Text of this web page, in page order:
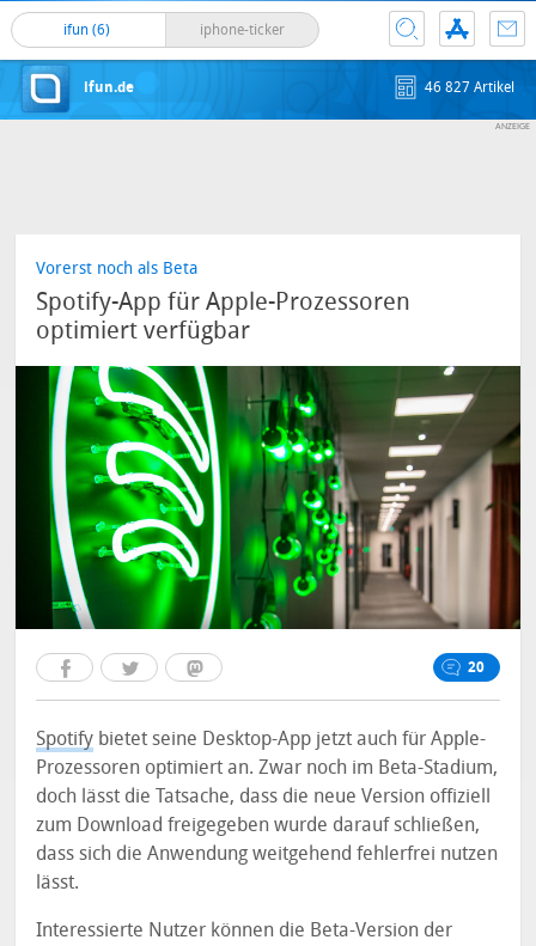
ifun (6) iphone-ticker
ifun.de 46 827 Artikel
Vorerst noch als Beta
Spotify-App für Apple-Prozessoren
optimiert verfügbar
20
Spotify bietet seine Desktop-App jetzt auch für Apple-
Prozessoren optimiert an. Zwar noch im Beta-Stadium,
doch lässt die Tatsache, dass die neue Version offiziell
zum Download freigegeben wurde darauf schließen,
dass sich die Anwendung weitgehend fehlerfrei nutzen
lässt.
Interessierte Nutzer können die Beta-Version der